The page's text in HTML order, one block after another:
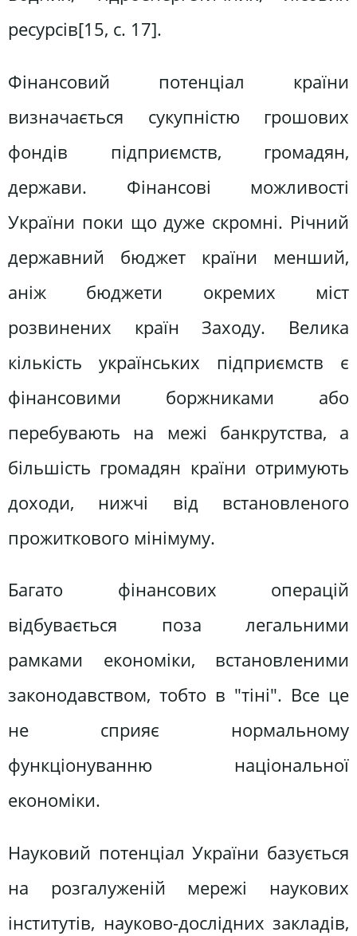
ресурсів[15, c. 17].
Фінансовий потенціал країни
визначається сукупністю грошових
фондів підприємств, громадян,
держави. Фінансові можливості
України поки що дуже скромні. Річний
державний бюджет країни менший,
аніж бюджети окремих міст
розвинених країн Заходу. Велика
кількість українських підприємств є
фінансовими боржниками або
перебувають на межі банкрутства, а
більшість громадян країни отримують
доходи, нижчі від встановленого
прожиткового мінімуму.
Багато фінансових операцій
відбувається поза легальними
рамками економіки, встановленими
законодавством, тобто в "тіні". Все це
не сприяє нормальному
функціонуванню національної
економіки.
Науковий потенціал України базується
на розгалуженій мережі наукових
інститутів, науково-дослідних закладів,